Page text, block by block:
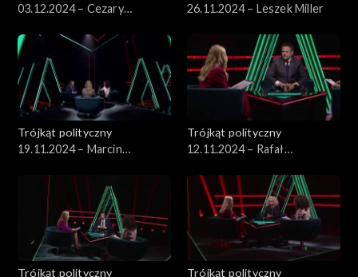
03.12.2024 – Cezary
26.11.2024 – Leszek Miller
Trójkąt polityczny
19.11.2024 – Marcin
Trójkąt polityczny
12.11.2024 – Rafał
Trójkąt polityczny
Trójkąt polityczny